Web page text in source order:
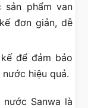
sản phẩm van
đơn giản, dễ
để đảm bảo
hiệu quả.
Sanwa là